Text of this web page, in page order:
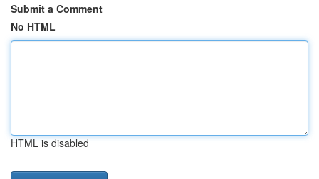
Submit a Comment
No HTML
HTML is disabled